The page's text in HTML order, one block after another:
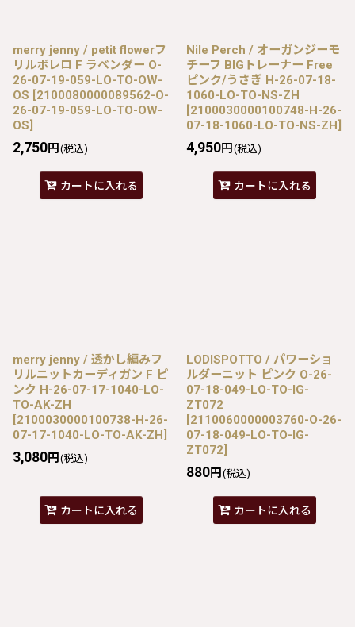
merry jenny / petit flowerフ
リルボレロ F ラベンダー O-
26-07-19-059-LO-TO-OW-
OS [2100080000089562-O-
26-07-19-059-LO-TO-OW-
OS]
2,750円 (税込)
カートに入れる
Nile Perch / オーガンジーモ
チーフ BIGトレーナー Free
ピンク/うさぎ H-26-07-18-
1060-LO-TO-NS-ZH
[2100030000100748-H-26-
07-18-1060-LO-TO-NS-ZH]
4,950円 (税込)
カートに入れる
merry jenny / 透かし編みフ
リルニットカーディガン F ピ
ンク H-26-07-17-1040-LO-
TO-AK-ZH
[2100030000100738-H-26-
07-17-1040-LO-TO-AK-ZH]
3,080円 (税込)
カートに入れる
LODISPOTTO / パワーショ
ルダーニット ピンク O-26-
07-18-049-LO-TO-IG-
ZT072
[2110060000003760-O-26-
07-18-049-LO-TO-IG-
ZT072]
880円 (税込)
カートに入れる